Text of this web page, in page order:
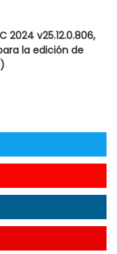
2024 v25.12.0.806,
la edición de